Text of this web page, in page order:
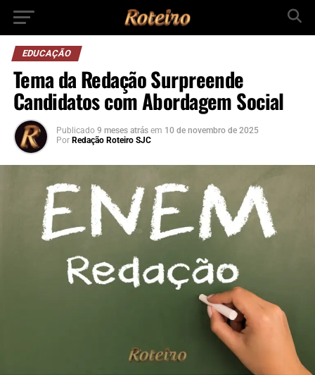
EDUCAÇÃO
Tema da Redação Surpreende
Candidatos com Abordagem Social
Publicado 9 meses atrás em 10 de novembro de 2025
Por Redação Roteiro SJC